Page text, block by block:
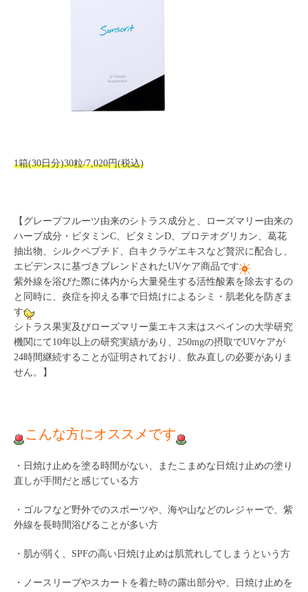
1箱(30日分)30粒/7,020円(税込)
【グレープフルーツ由来のシトラス成分と、ローズマリー由来の
ハーブ成分・ビタミンC、ビタミンD、プロテオグリカン、葛花
抽出物、シルクペプチド、白キクラゲエキスなど贅沢に配合し、
エビデンスに基づきブレンドされたUVケア商品です
紫外線を浴びた際に体内から大量発生する活性酸素を除去するの
と同時に、炎症を抑える事で日焼けによるシミ・肌老化を防ぎま
す
シトラス果実及びローズマリー葉エキス末はスペインの大学研究
機関にて10年以上の研究実績があり、250mgの摂取でUVケアが
24時間継続することが証明されており、飲み直しの必要がありま
せん。】
こんな方にオススメです
・日焼け止めを塗る時間がない、またこまめな日焼け止めの塗り
直しが手間だと感じている方
・ゴルフなど野外でのスポーツや、海や山などのレジャーで、紫
外線を長時間浴びることが多い方
・肌が弱く、SPFの高い日焼け止めは肌荒れしてしまうという方
・ノースリーブやスカートを着た時の露出部分や、日焼け止めを